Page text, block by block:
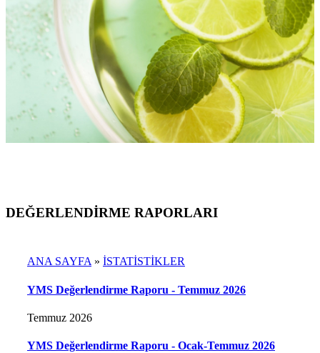
DEĞERLENDİRME RAPORLARI
ANA SAYFA» İSTATİSTİKLER
YMS Değerlendirme Raporu - Temmuz 2026
Temmuz 2026
YMS Değerlendirme Raporu - Ocak-Temmuz 2026